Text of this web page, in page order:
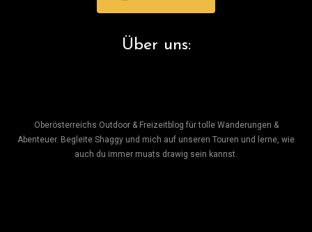
Über uns:
Oberösterreichs Outdoor & Freizeitblog für tolle Wanderungen &
Abenteuer. Begleite Shaggy und mich auf unseren Touren und lerne, wie
auch du immer muats drawig sein kannst.